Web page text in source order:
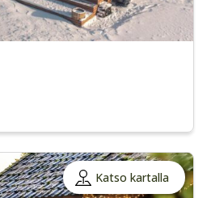
Katso kartalla